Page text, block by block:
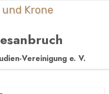
Vereinigung e. V.